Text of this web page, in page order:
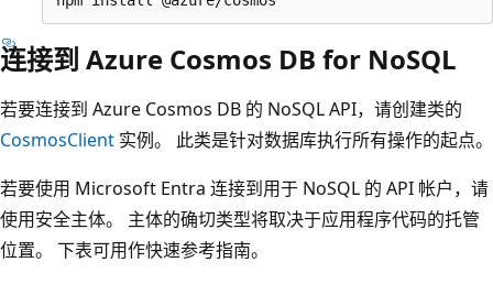
连接到 Azure Cosmos DB for NoSQL
若要连接到 Azure Cosmos DB 的 NoSQL API，请创建类的
CosmosClient 实例。 此类是针对数据库执行所有操作的起点。
若要使用 Microsoft Entra 连接到用于 NoSQL 的 API 帐户，请
使用安全主体。 主体的确切类型将取决于应用程序代码的托管
位置。 下表可用作快速参考指南。